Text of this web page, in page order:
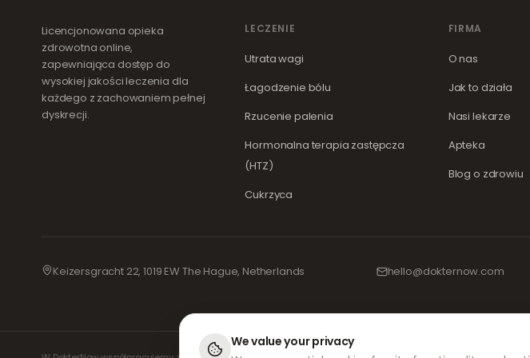
Licencjonowana opieka
zdrowotna online,
zapewniająca dostęp do
wysokiej jakości leczenia dla
każdego z zachowaniem pełnej
dyskrecji.
LECZENIE
Utrata wagi
Łagodzenie bólu
Rzucenie palenia
Hormonalna terapia zastępcza
(HTZ)
Cukrzyca
FIRMA
O nas
Jak to działa
Nasi lekarze
Apteka
Blog o zdrowiu
Keizersgracht 22, 1019 EW The Hague, Netherlands hello@dokternow.com
We value your privacy